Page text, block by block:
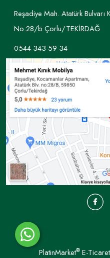
Reşadiye Mah. Atatürk Bulvarı
No:28/b Çorlu/TEKİRDAĞ
0544 343 59 34
PlatinMarket® E-